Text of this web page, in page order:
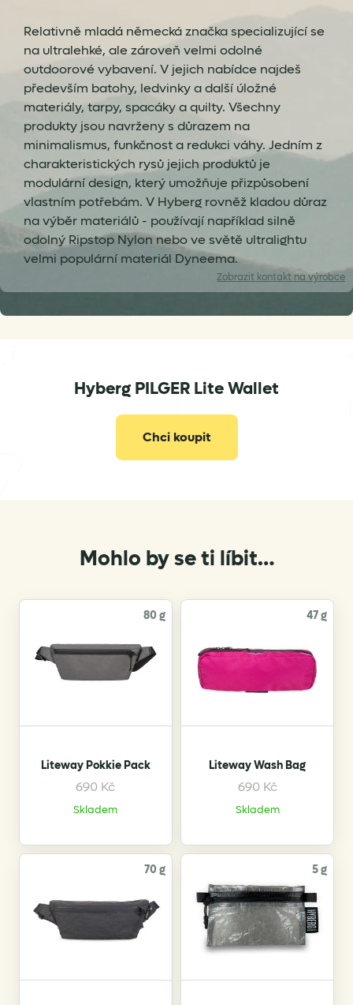
Relativně mladá německá značka specializující se
na ultralehké, ale zároveň velmi odolné
outdoorové vybavení. V jejich nabídce najdeš
především batohy, ledvinky a další úložné
materiály, tarpy, spacáky a quilty. Všechny
produkty jsou navrženy s důrazem na
minimalismus, funkčnost a redukci váhy. Jedním z
charakteristických rysů jejich produktů je
modulární design, který umožňuje přizpůsobení
vlastním potřebám. V Hyberg rovněž kladou důraz
na výběr materiálů - používají například silně
odolný Ripstop Nylon nebo ve světě ultralightu
velmi populární materiál Dyneema.
Zobrazit kontakt na výrobce
Hyberg PILGER Lite Wallet
Chci koupit
Mohlo by se ti líbit…
80 g
Liteway Pokkie Pack
690 Kč
Skladem
This
product
multiple
variants.
options
be
on
47 g
Liteway Wash Bag
690 Kč
Skladem
This
product
multiple
The
options
may
be
on
70 g 5 g